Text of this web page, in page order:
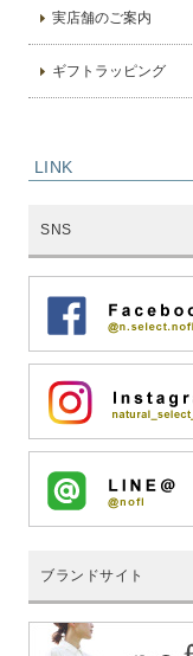
実店舗のご案内
ギフトラッピング
LINK
SNS
ブランドサイト